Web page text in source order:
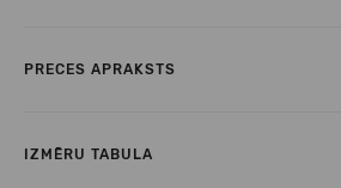
PRECES APRAKSTS
IZMĒRU TABULA